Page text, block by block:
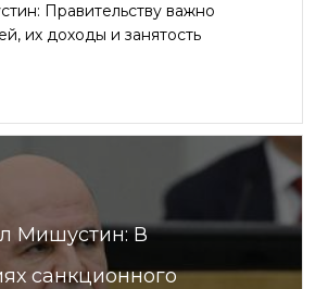
Правительству важно
их доходы и занятость
Мишустин: В
санкционного